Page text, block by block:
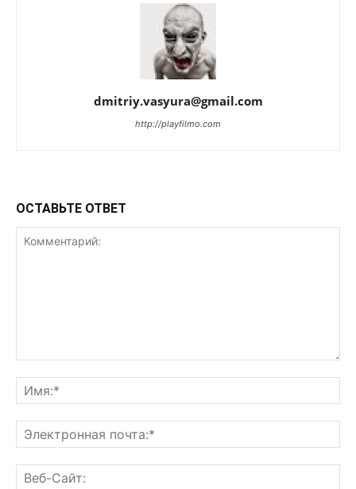
dmitriy.vasyura@gmail.com
http://playfilmo.com
ОСТАВЬТЕ ОТВЕТ